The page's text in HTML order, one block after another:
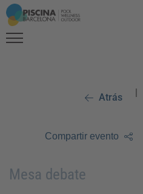
Atrás |
Compartir evento
Mesa debate